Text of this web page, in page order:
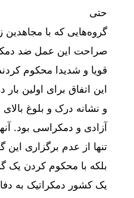
حتی
گروه‌هایی که با مجاهدین
صراحت این عمل ضد
قویا و شدیدا محکوم
این اتفاق برای اولین بار
و نشانه درک و بلوغ
آزادی و دمکراسی بود.
تنها از عدم برگزاری
بلکه با محکوم کردن یک
یک کشور دمکراتیک به